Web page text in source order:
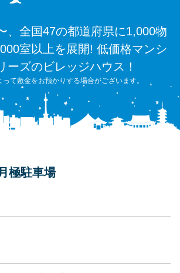
、全国47の都道府県に1,000物
室以上を展開! 低価格マンシ
ーズのビレッジハウス！
て敷金をお預かりする場合がございます。
極駐車場